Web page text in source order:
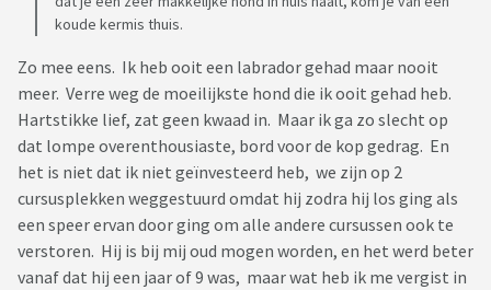
koude kermis thuis.
Zo mee eens. Ik heb ooit een labrador gehad maar nooit
meer. Verre weg de moeilijkste hond die ik ooit gehad heb.
Hartstikke lief, zat geen kwaad in. Maar ik ga zo slecht op
dat lompe overenthousiaste, bord voor de kop gedrag. En
het is niet dat ik niet geïnvesteerd heb, we zijn op 2
cursusplekken weggestuurd omdat hij zodra hij los ging als
een speer ervan door ging om alle andere cursussen ook te
verstoren. Hij is bij mij oud mogen worden, en het werd beter
vanaf dat hij een jaar of 9 was, maar wat heb ik me vergist in